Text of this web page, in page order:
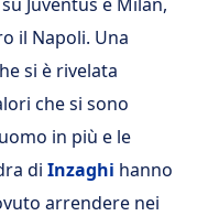
il Napoli. Una
si è rivelata
che si sono
in più e le
di Inzaghi hanno
arrendere nei